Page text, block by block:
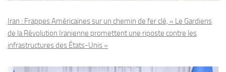
Iran : Frappes Américaines sur un chemin de fer clé, « Le Gardiens
de la Révolution Iranienne promettent une riposte contre les
infrastructures des États-Unis »